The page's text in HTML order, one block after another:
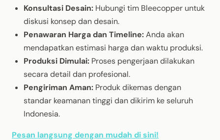
Konsultasi Desain: Hubungi tim Bleecopper untuk
diskusi konsep dan desain.
Penawaran Harga dan Timeline:Anda akan
mendapatkan estimasi harga dan waktu produksi.
Produksi Dimulai: Proses pengerjaan dilakukan
secara detail dan profesional.
Pengiriman Aman: Produk dikemas dengan
standar keamanan tinggi dan dikirim ke seluruh
Indonesia.
Pesan langsung dengan mudah di sini!